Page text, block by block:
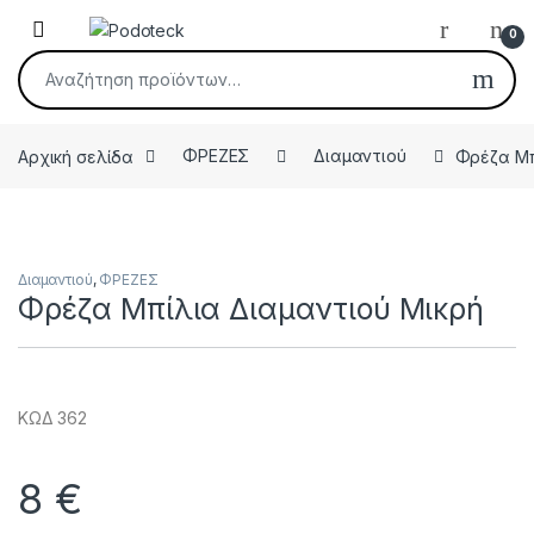
Skip to navigation
Skip to content
Open 0
Αναζήτηση για:
Αρχική σελίδα ΦΡΕΖΕΣ Διαμαντιού Φρέζα
Διαμαντιού, ΦΡΕΖΕΣ
Φρέζα Μπίλια Διαμαντιού Μικρή
ΚΩΔ 362
8 €